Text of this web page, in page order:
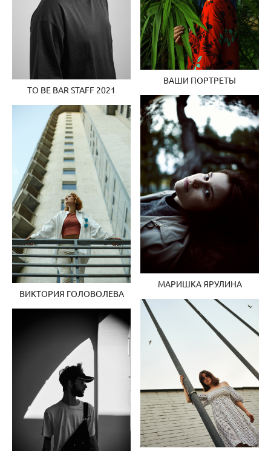
TO BE BAR STAFF 2021
ВАШИ ПОРТРЕТЫ
МАРИШКА ЯРУЛИНА
ВИКТОРИЯ ГОЛОВОЛЕВА